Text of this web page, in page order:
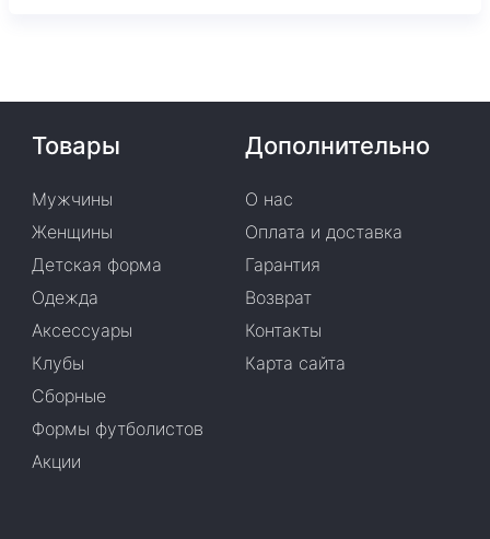
Товары
Мужчины
Женщины
Детская форма
Одежда
Аксессуары
Клубы
Сборные
Формы футболистов
Акции
Дополнительно
О нас
Оплата и доставка
Гарантия
Возврат
Контакты
Карта сайта